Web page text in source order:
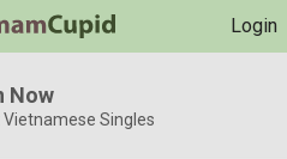
Login
Now
Vietnamese Singles